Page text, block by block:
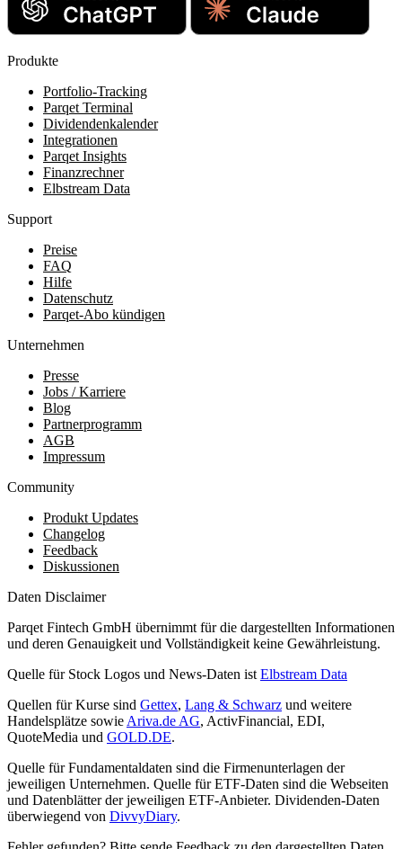
Produkte
Portfolio-Tracking
Parqet Terminal
Dividendenkalender
Integrationen
Parqet Insights
Finanzrechner
Elbstream Data
Support
Preise
FAQ
Hilfe
Datenschutz
Parqet-Abo kündigen
Unternehmen
Presse
Jobs / Karriere
Blog
Partnerprogramm
AGB
Impressum
Community
Produkt Updates
Changelog
Feedback
Diskussionen
Daten Disclaimer
Parqet Fintech GmbH übernimmt für die dargestellten Informationen
und deren Genauigkeit und Vollständigkeit keine Gewährleistung.
Quelle für Stock Logos und News-Daten ist Elbstream Data
Quellen für Kurse sind Gettex, Lang & Schwarz und weitere
Handelsplätze sowie Ariva.de AG, ActivFinancial, EDI,
QuoteMedia und GOLD.DE.
Quelle für Fundamentaldaten sind die Firmenunterlagen der
jeweiligen Unternehmen. Quelle für ETF-Daten sind die Webseiten
und Datenblätter der jeweiligen ETF-Anbieter. Dividenden-Daten
überwiegend von DivvyDiary.